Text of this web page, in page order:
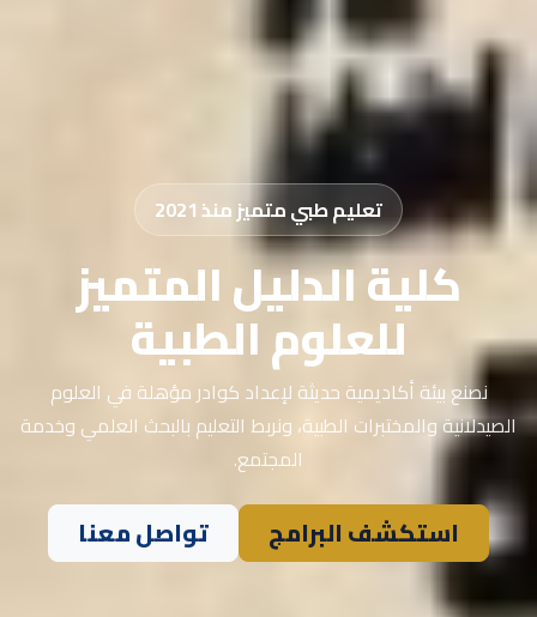
تعليم طبي متميز منذ 2021
كلية الدليل المتميز
للعلوم الطبية
نصنع بيئة أكاديمية حديثة لإعداد كوادر مؤهلة في العلوم
الصيدلانية والمختبرات الطبية، ونربط التعليم بالبحث العلمي وخدمة
المجتمع.
استكشف البرامج تواصل معنا